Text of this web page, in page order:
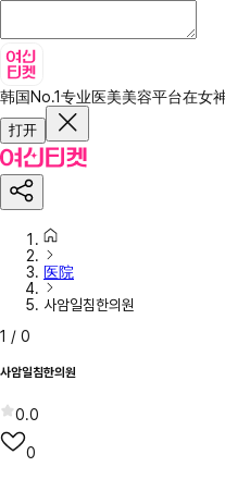
韩国No.1专业医美美容平台在女
打开
医院
사암일침한의원
1 / 0
사암일침한의원
0.0
0